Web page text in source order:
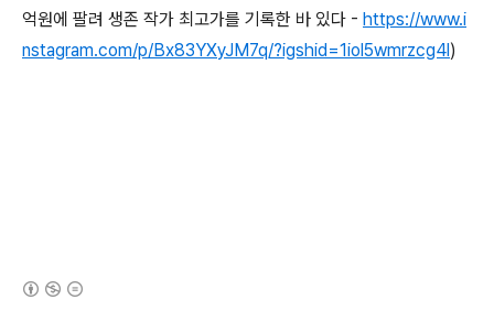
억원에 팔려 생존 작가 최고가를 기록한 바 있다 - https://www.i
nstagram.com/p/Bx83YXyJM7q/?igshid=1iol5wmrzcg4l)